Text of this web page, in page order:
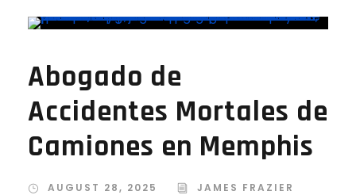
Abogado de
Accidentes Mortales de
Camiones en Memphis
AUGUST 28, 2025
JAMES FRAZIER